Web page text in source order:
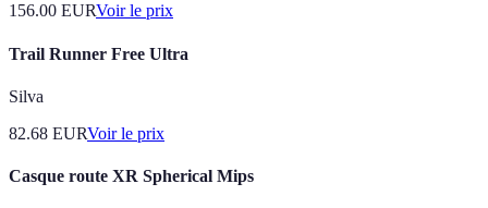
156.00 EURVoir le prix
Trail Runner Free Ultra
Silva
82.68 EURVoir le prix
Casque route XR Spherical Mips